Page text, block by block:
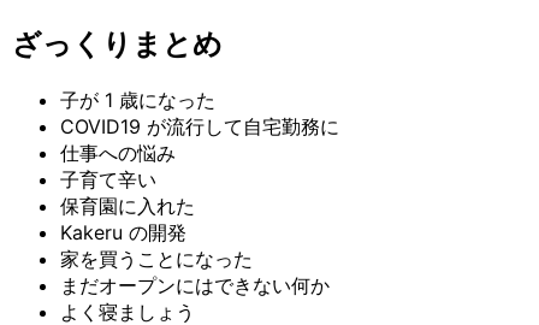
ざっくりまとめ
子が 1 歳になった
COVID19 が流行して自宅勤務に
仕事への悩み
子育て辛い
保育園に入れた
Kakeru の開発
家を買うことになった
まだオープンにはできない何か
よく寝ましょう